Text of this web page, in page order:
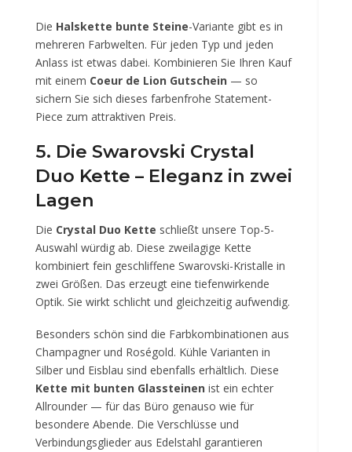
Die Halskette bunte Steine-Variante gibt es in
mehreren Farbwelten. Für jeden Typ und jeden
Anlass ist etwas dabei. Kombinieren Sie Ihren Kauf
mit einem Coeur de Lion Gutschein — so
sichern Sie sich dieses farbenfrohe Statement-
Piece zum attraktiven Preis.
5. Die Swarovski Crystal
Duo Kette – Eleganz in zwei
Lagen
Die Crystal Duo Kette schließt unsere Top-5-
Auswahl würdig ab. Diese zweilagige Kette
kombiniert fein geschliffene Swarovski-Kristalle in
zwei Größen. Das erzeugt eine tiefenwirkende
Optik. Sie wirkt schlicht und gleichzeitig aufwendig.
Besonders schön sind die Farbkombinationen aus
Champagner und Roségold. Kühle Varianten in
Silber und Eisblau sind ebenfalls erhältlich. Diese
Kette mit bunten Glassteinen ist ein echter
Allrounder — für das Büro genauso wie für
besondere Abende. Die Verschlüsse und
Verbindungsglieder aus Edelstahl garantieren